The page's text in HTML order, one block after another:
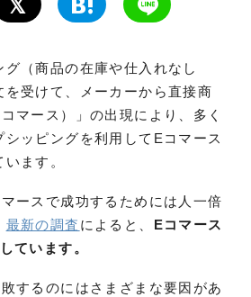
グ（商品の在庫や仕入れなし
を受けて、メーカーから直接商
マース）」の出現により、多く
ッピングを利用してEコマース
ます。
ースで成功するためには人一倍
最新の調査 によると、 Eコマース
ています。
するのにはさまざまな要因があ